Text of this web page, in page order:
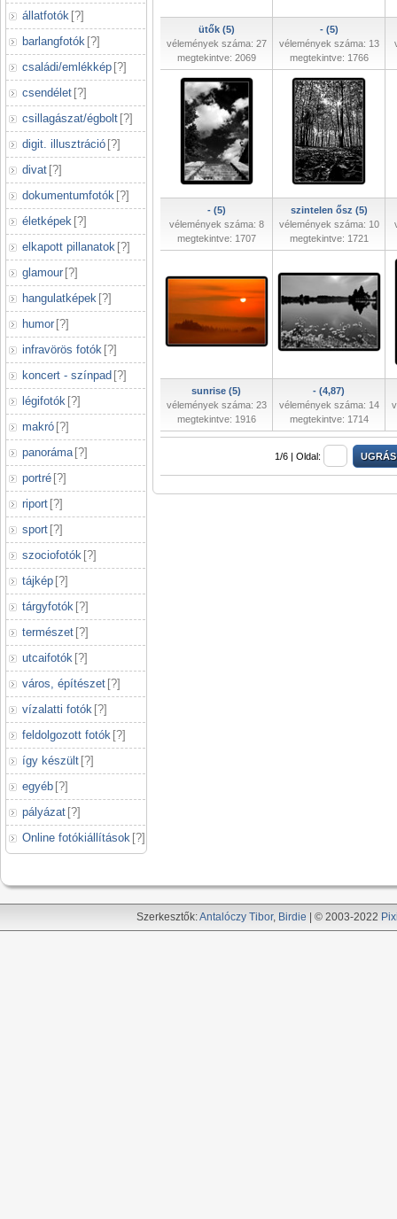
állatfotók [?]
barlangfotók [?]
családi/emlékkép [?]
csendélet [?]
csillagászat/égbolt [?]
digit. illusztráció [?]
divat [?]
dokumentumfotók [?]
életképek [?]
elkapott pillanatok [?]
glamour [?]
hangulatképek [?]
humor [?]
infravörös fotók [?]
koncert - színpad [?]
légifotók [?]
makró [?]
panoráma [?]
portré [?]
riport [?]
sport [?]
szociofotók [?]
tájkép [?]
tárgyfotók [?]
természet [?]
utcaifotók [?]
város, építészet [?]
vízalatti fotók [?]
feldolgozott fotók [?]
így készült [?]
egyéb [?]
pályázat [?]
Online fotókiállítások [?]
ütők (5)
vélemények száma: 27
megtekintve: 2069
- (5)
vélemények száma: 13
megtekintve: 1766
- (5)
vélemények száma: 8
megtekintve: 1707
szintelen ősz (5)
vélemények száma: 10
megtekintve: 1721
sunrise (5)
vélemények száma: 23
megtekintve: 1916
- (4,87)
vélemények száma: 14
megtekintve: 1714
1/6 | Oldal:
Szerkesztők:Antalóczy Tibor, Birdie | © 2003-2022